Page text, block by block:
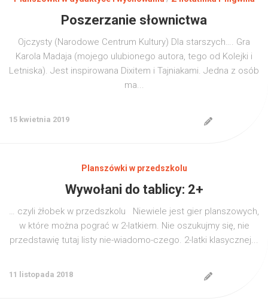
Poszerzanie słownictwa
Ojczysty (Narodowe Centrum Kultury) Dla starszych…. Gra
Karola Madaja (mojego ulubionego autora, tego od Kolejki i
Letniska). Jest inspirowana Dixitem i Tajniakami. Jedna z osób
ma...
15 kwietnia 2019
Planszówki w przedszkolu
Wywołani do tablicy: 2+
… czyli żłobek w przedszkolu Niewiele jest gier planszowych,
w które można pograć w 2-latkiem. Nie oszukujmy się, nie
przedstawię tutaj listy nie-wiadomo-czego. 2-latki klasycznej...
11 listopada 2018